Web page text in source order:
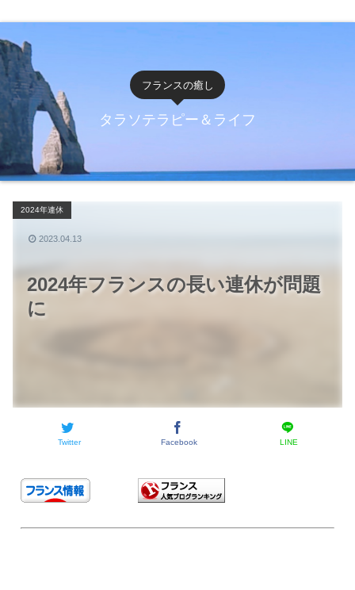
フランスの癒し
タラソテラピー＆ライフ
2024年フランスの長い連休が問題
に
2024年連休
Twitter Facebook LINE
2023.04.13